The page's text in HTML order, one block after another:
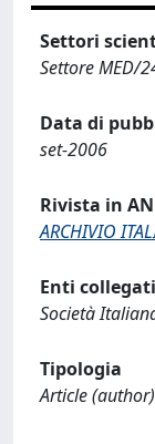
Settori
Settore MED/
Data di
set-2006
Rivista in
ARCHIVIO
Enti
Società
Tipologia
Article (author)